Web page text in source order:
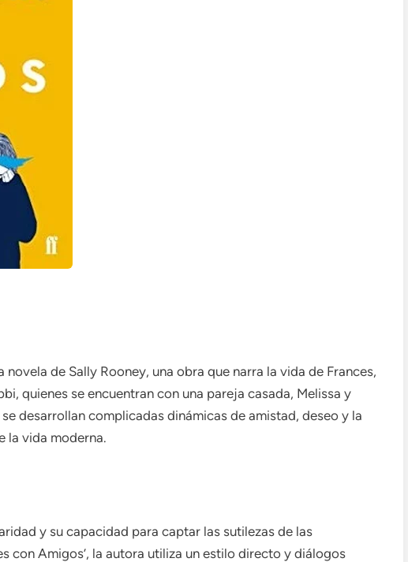
novela de Sally Rooney, una obra que narra la vida de Frances,
quienes se encuentran con una pareja casada, Melissa y
desarrollan complicadas dinámicas de amistad, deseo y la
la vida moderna.
y su capacidad para captar las sutilezas de las
con Amigos’, la autora utiliza un estilo directo y diálogos